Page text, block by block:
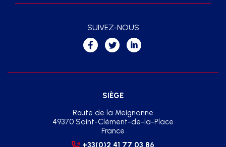
SIÈGE
Route de la Meignanne
49370 Saint-Clément-de-la-Place
France
+33(0)2 41 77 03 86
SUIVEZ-NOUS